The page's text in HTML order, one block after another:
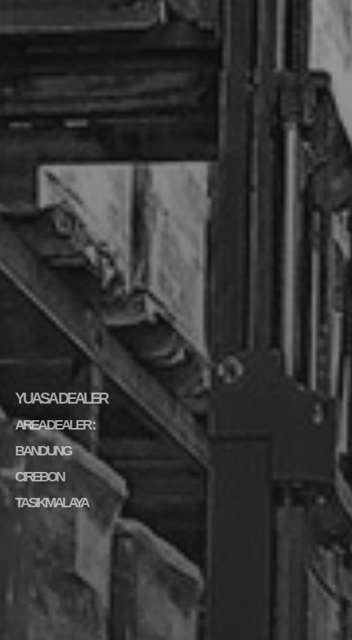
YUASA DEALER
AREA DEALER :
BANDUNG
CIREBON
TASIKMALAYA